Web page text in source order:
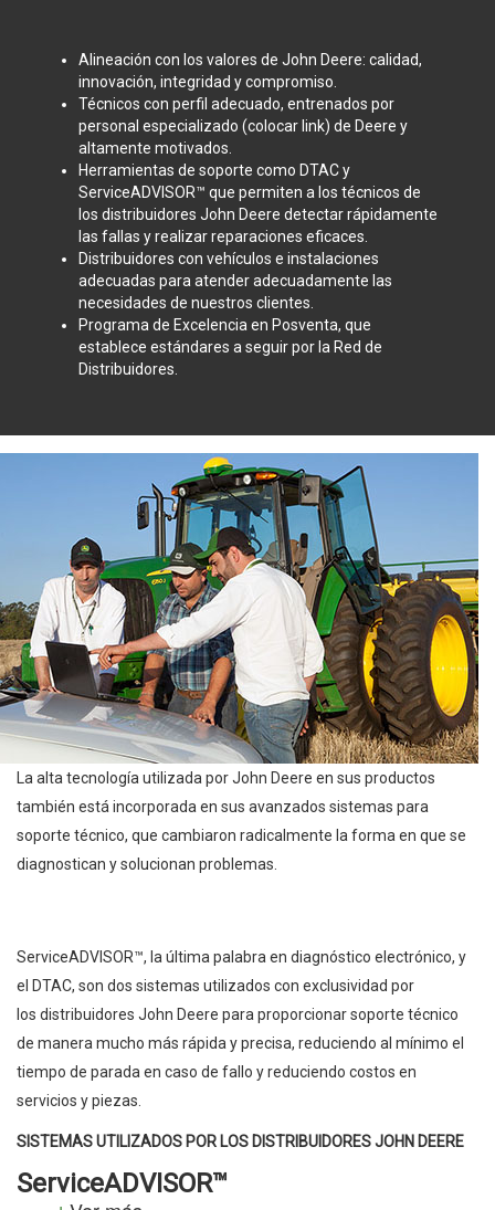
Alineación con los valores de John Deere: calidad,
innovación, integridad y compromiso.
Técnicos con perfil adecuado, entrenados por
personal especializado (colocar link) de Deere y
altamente motivados.
Herramientas de soporte como DTAC y
ServiceADVISOR™ que permiten a los técnicos de
los distribuidores John Deere detectar rápidamente
las fallas y realizar reparaciones eficaces.
Distribuidores con vehículos e instalaciones
adecuadas para atender adecuadamente las
necesidades de nuestros clientes.
Programa de Excelencia en Posventa, que
establece estándares a seguir por la Red de
Distribuidores.
La alta tecnología utilizada por John Deere en sus productos
también está incorporada en sus avanzados sistemas para
soporte técnico, que cambiaron radicalmente la forma en que se
diagnostican y solucionan problemas.
ServiceADVISOR™, la última palabra en diagnóstico electrónico, y
el DTAC, son dos sistemas utilizados con exclusividad por
los distribuidores John Deere para proporcionar soporte técnico
de manera mucho más rápida y precisa, reduciendo al mínimo el
tiempo de parada en caso de fallo y reduciendo costos en
servicios y piezas.
SISTEMAS UTILIZADOS POR LOS DISTRIBUIDORES JOHN DEERE
ServiceADVISOR™